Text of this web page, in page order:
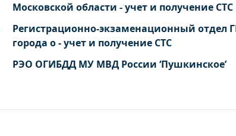
Московской области - учет и получение СТС
Регистрационно-экзаменационный отдел
города о - учет и получение СТС
РЭО ОГИБДД МУ МВД России ‘Пушкинское’